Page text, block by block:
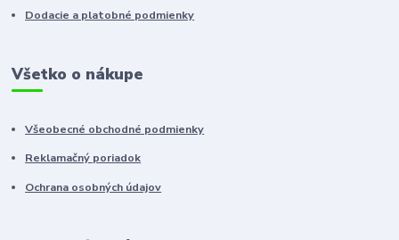
Dodacie a platobné podmienky
Všetko o nákupe
Všeobecné obchodné podmienky
Reklamačný poriadok
Ochrana osobných údajov